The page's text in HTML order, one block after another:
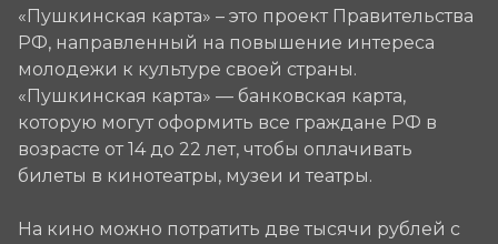
«Пушкинская карта» – это проект Правительства
РФ, направленный на повышение интереса
молодежи к культуре своей страны.
«Пушкинская карта» — банковская карта,
которую могут оформить все граждане РФ в
возрасте от 14 до 22 лет, чтобы оплачивать
билеты в кинотеатры, музеи и театры.
На кино можно потратить две тысячи рублей с